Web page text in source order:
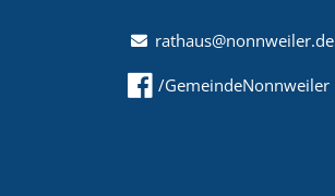
rathaus@nonnweiler.de
/GemeindeNonnweiler